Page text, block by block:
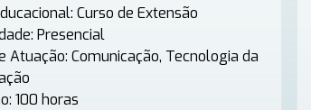
Curso de Extensão
Presencial
Atuação: Comunicação, Tecnologia da
100 horas